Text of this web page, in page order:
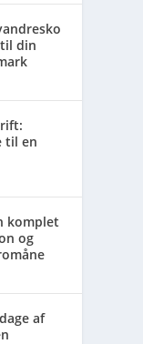
din
til en
komplet
og
af